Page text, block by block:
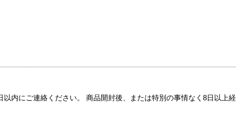
内にご連絡ください。 商品開封後、または特別の事情なく8日以上経